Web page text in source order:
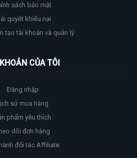
sách bảo mật
quyết khiếu nại
tạo tài khoản và quản lý
CỦA TÔI
Đăng nhập
sử mua hàng
phẩm yêu thích
dõi đơn hàng
đối tác Affiliate